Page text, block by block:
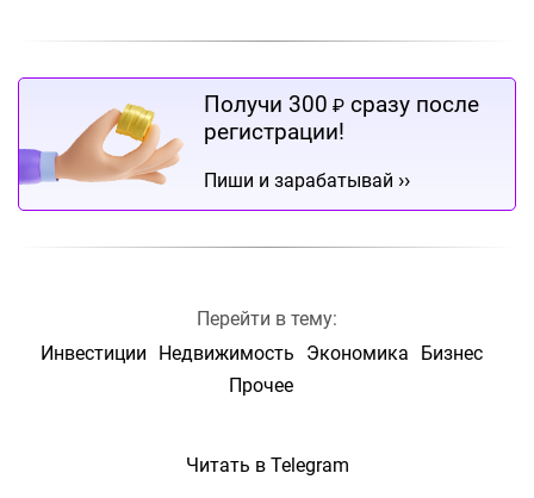
Получи 300 ₽ сразу после
регистрации!
Пиши и зарабатывай ››
Перейти в тему:
Инвестиции
Недвижимость Экономика
Бизнес
Прочее
Читать в Telegram